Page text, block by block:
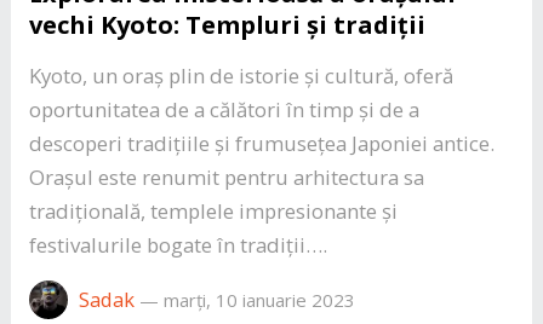
vechi Kyoto: Templuri și tradiții
Kyoto, un oraș plin de istorie și cultură, oferă
oportunitatea de a călători în timp și de a
descoperi tradițiile și frumusețea Japoniei antice.
Orașul este renumit pentru arhitectura sa
tradițională, templele impresionante și
festivalurile bogate în tradiții….
Sadak— marți, 10 ianuarie 2023